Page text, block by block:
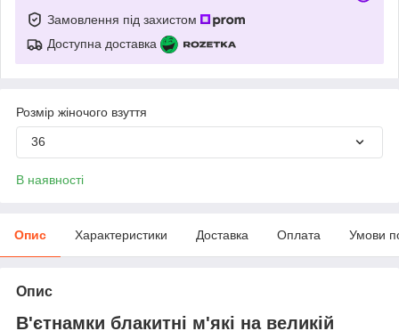
Замовлення під захистом
Доступна доставка
Розмір жіночого взуття
36
В наявності
Опис Характеристики Доставка Оплата Умови
Опис
В'єтнамки блакитні м'які на великій